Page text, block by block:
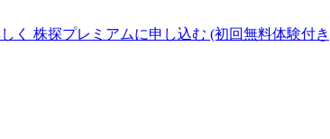
く 株探プレミアムに申し込む (初回無料体験付